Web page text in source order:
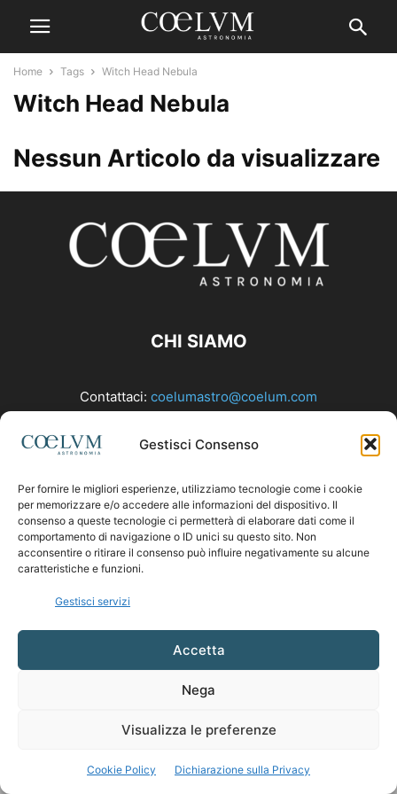
Gestisci Consenso
Per fornire le migliori esperienze, utilizziamo tecnologie come i cookie
per memorizzare e/o accedere alle informazioni del dispositivo. Il
consenso a queste tecnologie ci permetterà di elaborare dati come il
comportamento di navigazione o ID unici su questo sito. Non
acconsentire o ritirare il consenso può influire negativamente su alcune
caratteristiche e funzioni.
Gestisci servizi
Accetta
Nega
Visualizza le preferenze
Cookie Policy Dichiarazione sulla Privacy
Home Tags Witch Head Nebula
Witch Head Nebula
Nessun Articolo da visualizzare
CHI SIAMO
Contattaci: coelumastro@coelum.com
SEGUICI